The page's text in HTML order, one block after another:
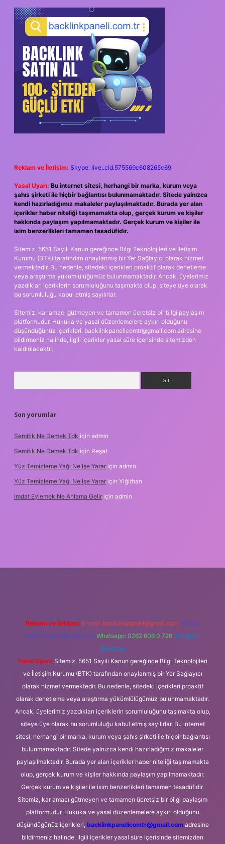
Reklam ve İletişim: Skype: live:.cid.575569c608265c69
Yasal Uyarı: Bu internet sitesi, herhangi bir marka, kurum veya
şahıs şirketi ile hiçbir bağlantısı bulunmamaktadır. Sitede yalnızca
kendi hazırladığımız makaleler paylaşılmaktadır. Burada yer alan
içerikler haber niteliği taşımamakta olup, gerçek kurum ve kişiler
hakkında paylaşım yapılmamaktadır. Gerçek kurum ve kişiler ile
isim benzerlikleri tamamen tesadüfidir.
Sitemiz, 5651 Sayılı Kanun gereğince Bilgi Teknolojileri ve İletişim
Kurumu (BTK) tarafından onaylanmış bir Yer Sağlayıcı olarak hizmet
vermektedir. Bu nedenle, sitedeki içerikleri proaktif olarak denetleme
veya araştırma yükümlülüğümüz bulunmamaktadır. Ancak, üyelerimiz
yazdıkları içeriklerin sorumluluğunu taşımakta olup, siteye üye olarak
bu sorumluluğu kabul etmiş sayılırlar.
Sitemiz, kar amacı gütmeyen ve tamamen ücretsiz bir bilgi paylaşım
platformudur. Hukuka ve yasal düzenlemelere aykırı olduğunu
düşündüğünüz içerikleri, backlinkpanelicomtr@gmail.com adresine
bildirmeniz halinde, ilgili içerikler yasal süre içerisinde sitemizden
kaldırılacaktır.
Son yorumlar
Semitik Ne Demek Tdk için admin
Semitik Ne Demek Tdk için Reşat
Yüz Temizleme Yağı Ne Işe Yarar için admin
Yüz Temizleme Yağı Ne Işe Yarar için Yiğithan
Imdat Eylemek Ne Anlama Gelir için admin
Reklam ve İletişim: E-mail: backlinkpaneli@gmail.com Teams:
forumhizmeti@gmail.com Whatsapp: 0262 606 0 726 Telegram:
@karabul
Yasal Uyarı: Sitemiz, 5651 Sayılı Kanun gereğince Bilgi Teknolojileri
ve İletişim Kurumu (BTK) tarafından onaylanmış bir Yer Sağlayıcı
olarak hizmet vermektedir. Bu nedenle, sitedeki içerikleri proaktif
olarak denetleme veya araştırma yükümlülüğümüz bulunmamaktadır.
Ancak, üyelerimiz yazdıkları içeriklerin sorumluluğunu taşımakta olup,
siteye üye olarak bu sorumluluğu kabul etmiş sayılırlar. Bu internet
sitesi, herhangi bir marka, kurum veya şahıs şirketi ile hiçbir bağlantısı
bulunmamaktadır. Sitede yalnızca kendi hazırladığımız makaleler
paylaşılmaktadır. Burada yer alan içerikler haber niteliği taşımamakta
olup, gerçek kurum ve kişiler hakkında paylaşım yapılmamaktadır.
Gerçek kurum ve kişiler ile isim benzerlikleri tamamen tesadüfidir.
Sitemiz, kar amacı gütmeyen ve tamamen ücretsiz bir bilgi paylaşım
platformudur. Hukuka ve yasal düzenlemelere aykırı olduğunu
düşündüğünüz içerikleri, backlinkpanelicomtr@gmail.comadresine
bildirmeniz halinde, ilgili içerikler yasal süre içerisinde sitemizden